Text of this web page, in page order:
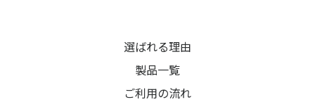
選ばれる理由
製品一覧
ご利用の流れ